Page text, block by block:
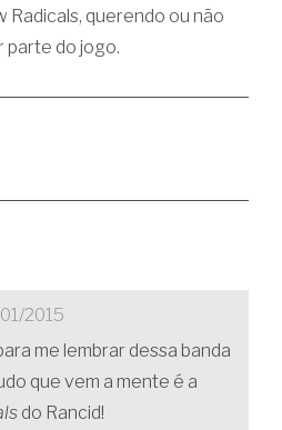
Radicals, querendo ou não
parte do jogo.
01/2015
me lembrar dessa banda
que vem a mente é a
do Rancid!